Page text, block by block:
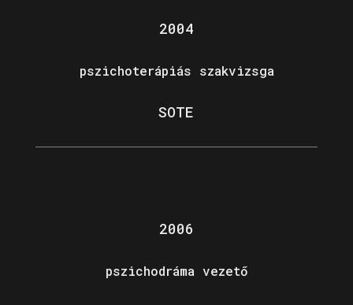
2004
pszichoterápiás szakvizsga
SOTE
2006
pszichodráma vezető